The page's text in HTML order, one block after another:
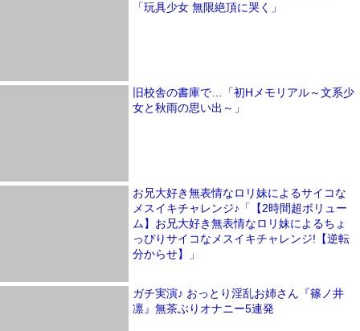
「玩具少女 無限絶頂に哭く」
旧校舎の書庫で…「初Hメモリアル～文系少
女と秋雨の思い出～」
お兄大好き無表情なロリ妹によるサイコな
メスイキチャレンジ♪「【2時間超ボリュー
ム】お兄大好き無表情なロリ妹によるちょ
っぴりサイコなメスイキチャレンジ!【逆転
分からせ】」
ガチ実演♪ おっとり淫乱お姉さん『篠ノ井
凛』無茶ぶりオナニー5連発